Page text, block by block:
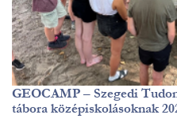
GEOCAMP – Szegedi
tábora középiskolásoknak